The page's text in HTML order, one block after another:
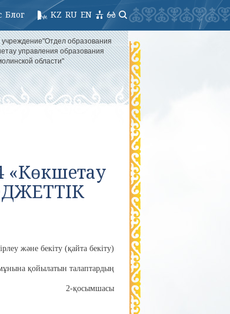
Блог EN
RU
KZ
учреждение"Отдел образования
управления образования
области"
«Көкшетау
және бекіту (қайта бекіту)
қойылатын талаптардың
2-қосымшасы